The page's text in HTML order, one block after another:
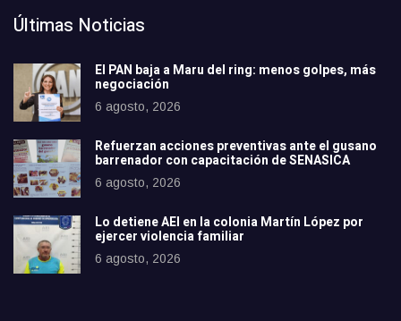
Últimas Noticias
El PAN baja a Maru del ring: menos golpes, más
negociación
6 agosto, 2026
Refuerzan acciones preventivas ante el gusano
barrenador con capacitación de SENASICA
6 agosto, 2026
Lo detiene AEI en la colonia Martín López por
ejercer violencia familiar
6 agosto, 2026